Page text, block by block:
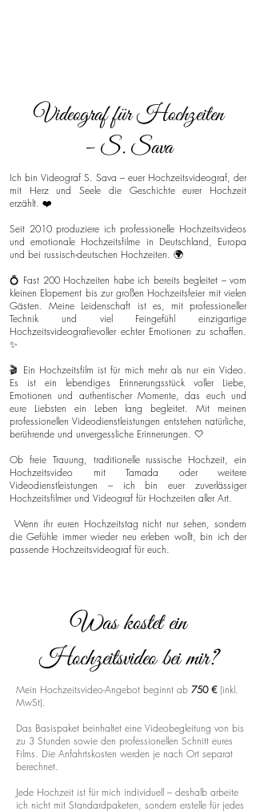
Videograf für Hochzeiten
– S. Sava
Ich bin Videograf S. Sava – euer Hochzeitsvideograf, der
mit Herz und Seele die Geschichte eurer Hochzeit
erzählt. ❤️
Seit 2010 produziere ich professionelle Hochzeitsvideos
und emotionale Hochzeitsfilme in Deutschland, Europa
und bei russisch-deutschen Hochzeiten. 🌍
💍 Fast 200 Hochzeiten habe ich bereits begleitet – vom
kleinen Elopement bis zur großen Hochzeitsfeier mit vielen
Gästen. Meine Leidenschaft ist es, mit professioneller
Technik und viel Feingefühl einzigartige
Hochzeitsvideografievoller echter Emotionen zu schaffen.
✨
🎬 Ein Hochzeitsfilm ist für mich mehr als nur ein Video.
Es ist ein lebendiges Erinnerungsstück voller Liebe,
Emotionen und authentischer Momente, das euch und
eure Liebsten ein Leben lang begleitet. Mit meinen
professionellen Videodienstleistungen entstehen natürliche,
berührende und unvergessliche Erinnerungen. 🤍
Ob freie Trauung, traditionelle russische Hochzeit, ein
Hochzeitsvideo mit Tamada oder weitere
Videodienstleistungen – ich bin euer zuverlässiger
Hochzeitsfilmer und Videograf für Hochzeiten aller Art.
Wenn ihr euren Hochzeitstag nicht nur sehen, sondern
die Gefühle immer wieder neu erleben wollt, bin ich der
passende Hochzeitsvideograf für euch.
Was kostet ein
Hochzeitsvideo bei mir?
Mein Hochzeitsvideo-Angebot beginnt ab 750 € (inkl.
MwSt).
Das Basispaket beinhaltet eine Videobegleitung von bis
zu 3 Stunden sowie den professionellen Schnitt eures
Films. Die Anfahrtskosten werden je nach Ort separat
berechnet.
Jede Hochzeit ist für mich individuell – deshalb arbeite
ich nicht mit Standardpaketen, sondern erstelle für jedes